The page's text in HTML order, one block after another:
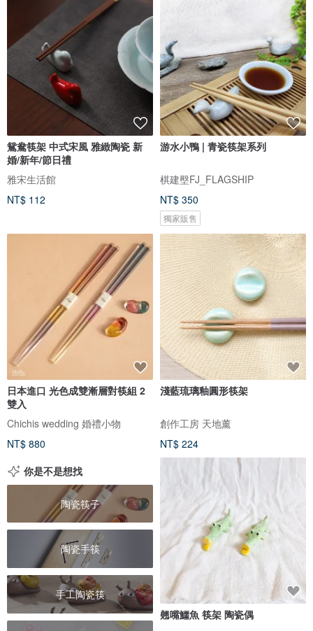
鴛鴦筷架 中式宋風 雅緻陶瓷 新
婚/新年/節日禮
雅宋生活館
NT$ 112
游水小鴨 | 青瓷筷架系列
棋建壂FJ_FLAGSHIP
NT$ 350
獨家販售
日本進口 光色成雙漸層對筷組 2
雙入
Chichis wedding 婚禮小物
NT$ 880
淺藍琉璃釉圓形筷架
創作工房 天地薰
NT$ 224
你是不是想找
陶瓷筷子
陶瓷手筷
手工陶瓷筷
翹嘴鱷魚 筷架 陶瓷偶